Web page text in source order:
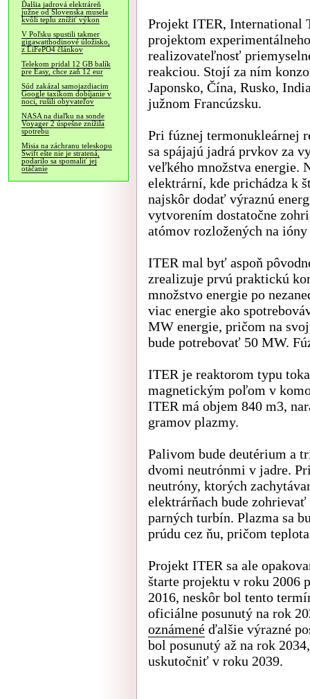
Ďalšia jadrová elektráreň
južne od Slovenska musela
kvôli teplu znížiť výkon
V Poľsku spustili takmer
gigawatthodinové úložisko,
z LiFePO4 článkov
Telekom pridal 12 GB balík
pre Easy, chce zaň 12 eur
Súd zakázal samojazdiacim
Google taxíkom dobíjanie v
noci, rušili obyvateľov
NASA na diaľku na sonde
Voyager 2 úspešne znížila
spotrebu
Misia na záchranu teleskopu
Swift ešte nie je stratená,
podarilo sa spomaliť jej
otáčanie
Projekt ITER, International
projektom
realizovateľnosť
reakciou. Stojí za ním
Japonsko, Čína, Rusko,
južnom Francúzsku.
Pri fúznej termonukleárnej
sa spájajú jadrá prvkov za
veľkého množstva energie.
elektrární, kde prichádza k
najskôr dodať výraznú
vytvorením dostatočne
atómov rozložených na
ITER mal byť aspoň
zrealizuje prvú praktickú
množstvo energie po
viac energie ako
MW energie, pričom na
bude potrebovať 50 MW.
ITER je reaktorom typu
magnetickým poľom v
ITER má objem 840 m3,
gramov plazmy.
Palivom bude deutérium a
dvomi neutrónmi v jadre.
neutróny, ktorých
elektrárňach bude
parných turbín. Plazma sa
prúdu cez ňu, pričom
Projekt ITER sa ale
štarte projektu v roku 2006
2016, neskôr bol tento
oficiálne posunutý na rok
oznámené ďalšie výrazné
bol posunutý až na rok
uskutočniť v roku 2039.